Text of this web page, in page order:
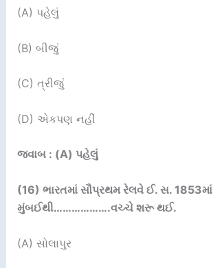
(A) પહેલું
(B) બીજું
(C) ત્રીજું
(D) એકપણ નહીં
જવાબ : (A) પહેલું
(16) ભારતમાં સૌપ્રથમ રેલવે ઈ. સ. 1853માં
મુંબઈથી……………….વચ્ચે શરૂ થઈ.
(A) સોલાપુર